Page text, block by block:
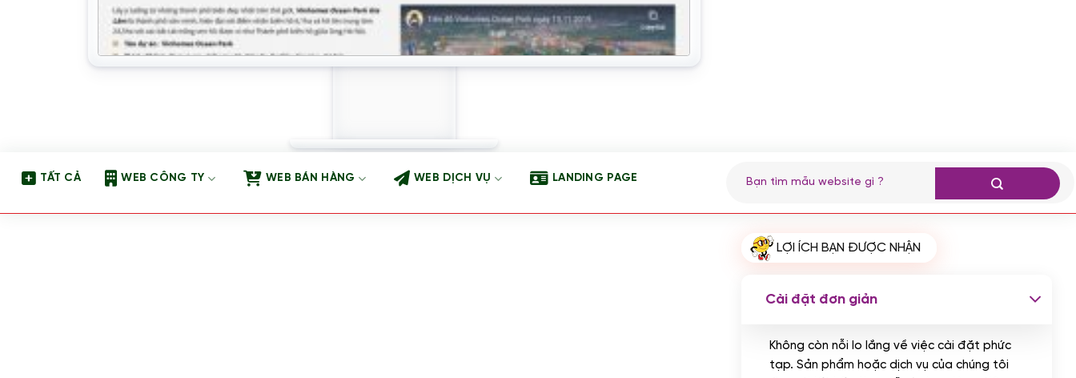
Cài đặt plugin theo yêu cầu
(+100.000 VND)
qua ngân hàng vietcombank,
TẤT CẢ WEB CÔNG TY WEB BÁN HÀNG WEB DỊCH VỤ LANDING PAGE
kiếm:
LỢI ÍCH BẠN ĐƯỢC NHẬN
Cài đặt đơn giản
Không còn nỗi lo lắng về việc cài đặt phức
tạp. Sản phẩm hoặc dịch vụ của chúng tôi